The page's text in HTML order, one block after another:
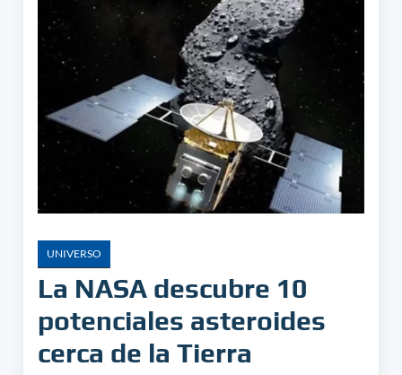
UNIVERSO
La NASA descubre 10
potenciales asteroides
cerca de la Tierra